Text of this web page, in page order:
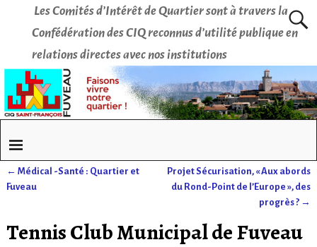
Les Comités d’Intérêt de Quartier sont à travers la
Confédération des CIQ reconnus d’utilité publique en
relations directes avec nos institutions
Navigation des articles
← Médical -Santé : Quartier et
Fuveau
Projet Sécurisation, « Aux abords
du Rond-Point de l’Europe », des
progrès ? →
Tennis Club Municipal de Fuveau